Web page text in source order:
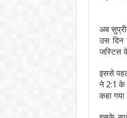
अब
उस दिन
जस्टिस
इससे
ने 2:1 के
कहा गया